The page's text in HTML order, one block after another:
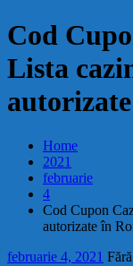
Cod
Lista
Home
2021
februarie
4
Cod Cupon
autorizate în
februarie 4, 2021